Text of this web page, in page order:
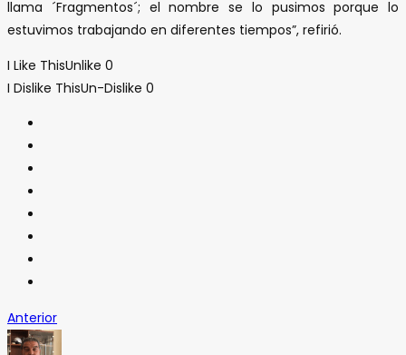
llama ´Fragmentos´; el nombre se lo pusimos porque lo
estuvimos trabajando en diferentes tiempos”, refirió.
I Like ThisUnlike 0
I Dislike ThisUn-Dislike 0
Anterior